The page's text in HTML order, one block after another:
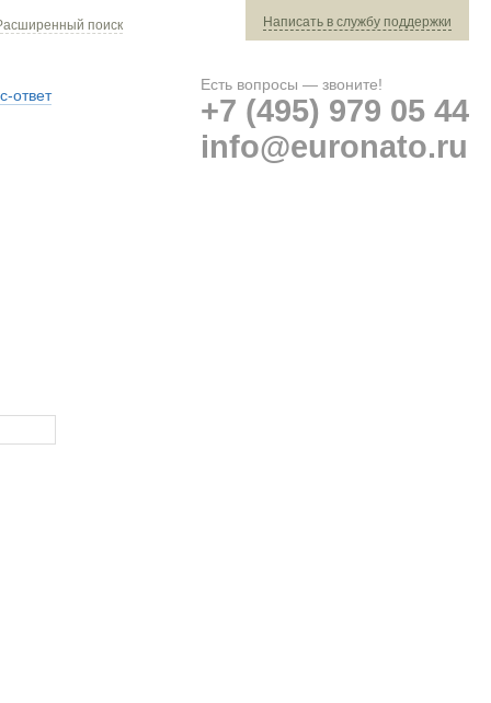
поиск Написать в службу поддержки
ответ
Есть вопросы — звоните!
+7 (495) 979 05 44
info@euronato.ru